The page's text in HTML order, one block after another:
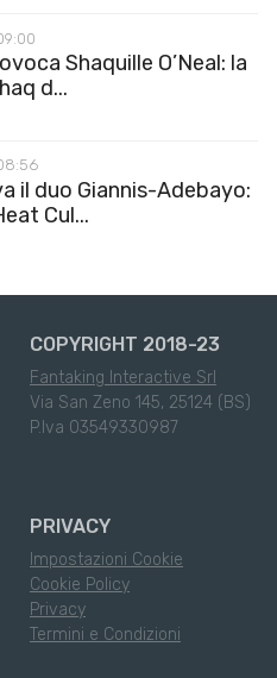
Shaquille O’Neal: la
d...
il duo Giannis-Adebayo:
Cul...
COPYRIGHT 2018-23
Fantaking Interactive Srl
Via San Zeno 145, 25124 (BS)
P.Iva 03549330987
PRIVACY
Impostazioni Cookie
Cookie Policy
Privacy
Termini e Condizioni